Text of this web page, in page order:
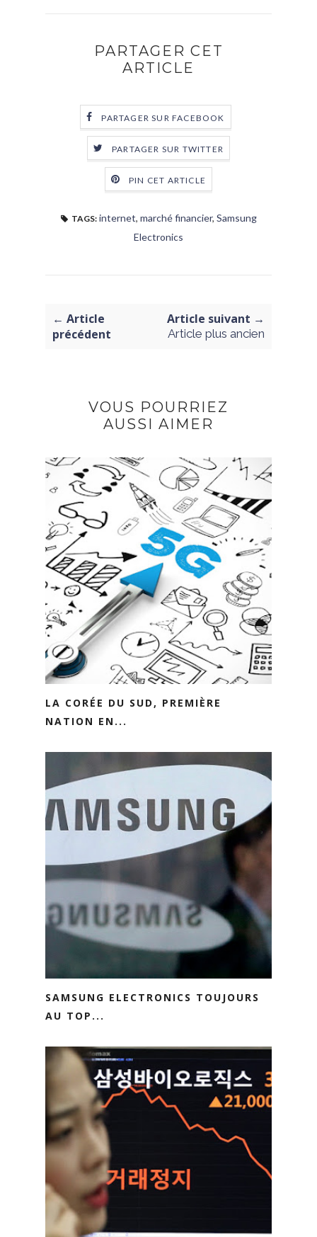
PARTAGER CET
ARTICLE
PARTAGER SUR FACEBOOK
PARTAGER SUR TWITTER
PIN CET ARTICLE
TAGS: internet, marché financier, Samsung
Electronics
← Article
précédent
Article suivant →
Article plus ancien
VOUS POURRIEZ
AUSSI AIMER
LA CORÉE DU SUD, PREMIÈRE
NATION EN...
SAMSUNG ELECTRONICS TOUJOURS
AU TOP...